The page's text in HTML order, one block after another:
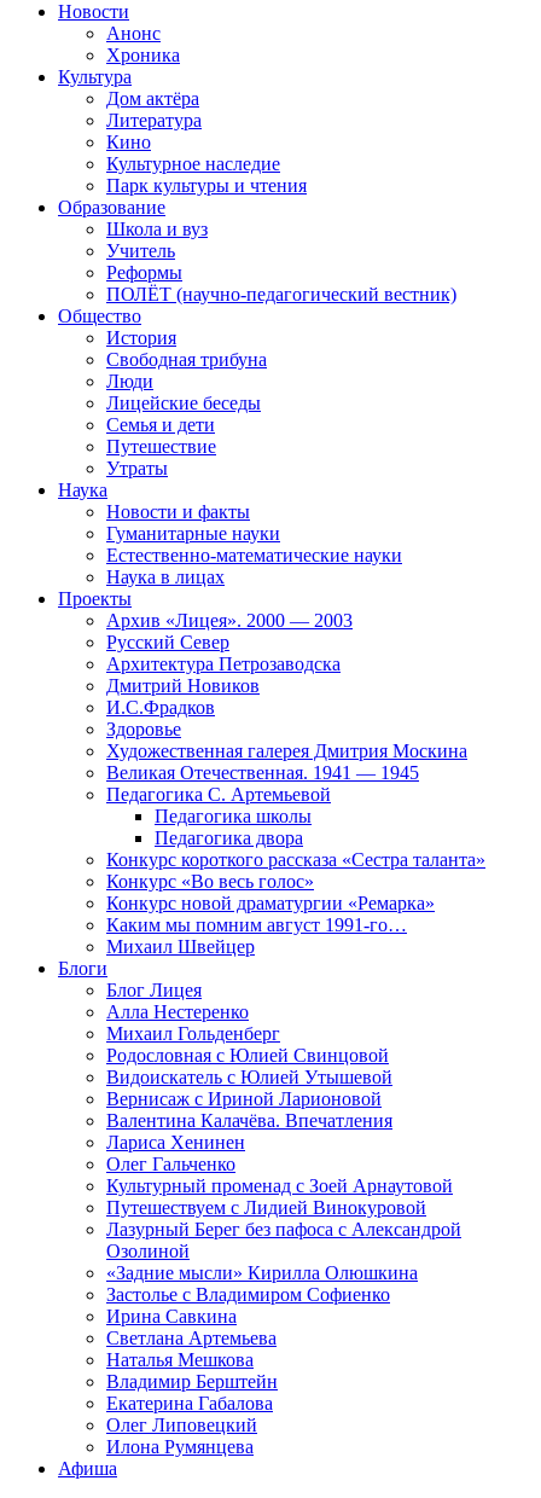
Новости
Анонс
Хроника
Культура
Дом актёра
Литература
Кино
Культурное наследие
Парк культуры и чтения
Образование
Школа и вуз
Учитель
Реформы
ПОЛЁТ (научно-педагогический вестник)
Общество
История
Свободная трибуна
Люди
Лицейские беседы
Семья и дети
Путешествие
Утраты
Наука
Новости и факты
Гуманитарные науки
Естественно-математические науки
Наука в лицах
Проекты
Архив «Лицея». 2000 — 2003
Русский Север
Архитектура Петрозаводска
Дмитрий Новиков
И.С.Фрадков
Здоровье
Художественная галерея Дмитрия Москина
Великая Отечественная. 1941 — 1945
Педагогика С. Артемьевой
Педагогика школы
Педагогика двора
Конкурс короткого рассказа «Сестра таланта»
Конкурс «Во весь голос»
Конкурс новой драматургии «Ремарка»
Каким мы помним август 1991-го…
Михаил Швейцер
Блоги
Блог Лицея
Алла Нестеренко
Михаил Гольденберг
Родословная с Юлией Свинцовой
Видоискатель с Юлией Утышевой
Вернисаж с Ириной Ларионовой
Валентина Калачёва. Впечатления
Лариса Хенинен
Олег Гальченко
Культурный променад с Зоей Арнаутовой
Путешествуем с Лидией Винокуровой
Лазурный Берег без пафоса с Александрой
Озолиной
«Задние мысли» Кирилла Олюшкина
Застолье с Владимиром Софиенко
Ирина Савкина
Светлана Артемьева
Наталья Мешкова
Владимир Берштейн
Екатерина Габалова
Олег Липовецкий
Илона Румянцева
Афиша